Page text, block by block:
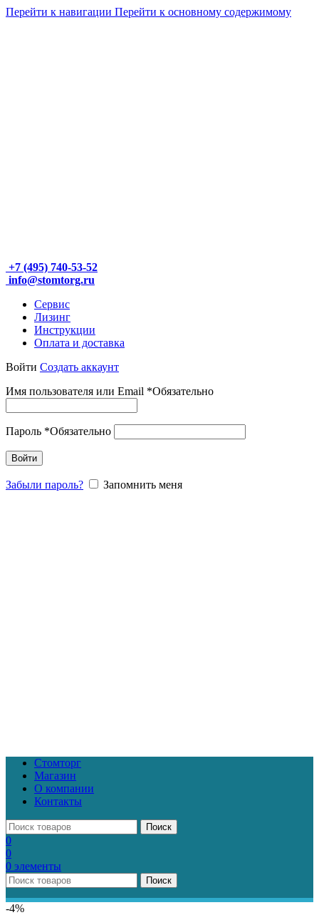
Перейти к навигации Перейти к основному содержимому
+7 (495) 740-53-52
info@stomtorg.ru
Сервис
Лизинг
Инструкции
Оплата и доставка
Войти Создать аккаунт
Имя пользователя или Email *Обязательно
Пароль *Обязательно
Войти
Забыли пароль? Запомнить меня
Стомторг
Магазин
О компании
Контакты
Поиск
0
0
0 элементы
Поиск
-4%